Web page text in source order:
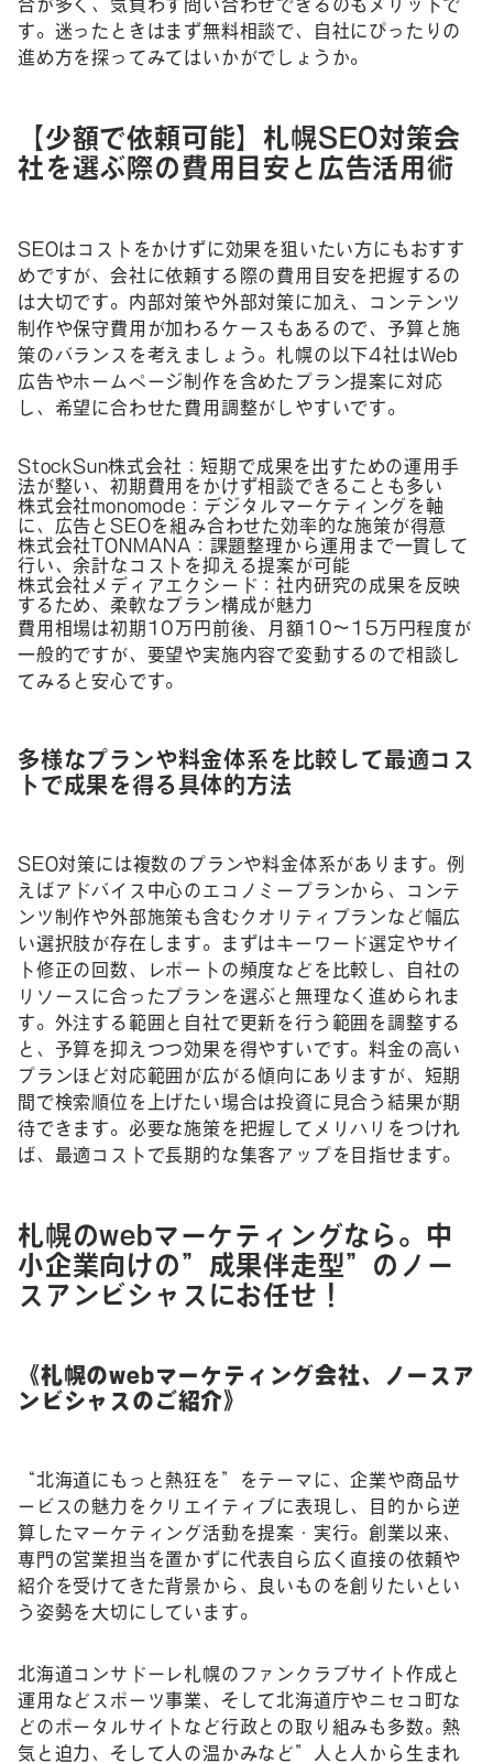
合が多く、気負わず問い合わせできるのもメリットで
す。迷ったときはまず無料相談で、自社にぴったりの
進め方を探ってみてはいかがでしょうか。
【少額で依頼可能】札幌SEO対策会
社を選ぶ際の費用目安と広告活用術
SEOはコストをかけずに効果を狙いたい方にもおすす
めですが、会社に依頼する際の費用目安を把握するの
は大切です。内部対策や外部対策に加え、コンテンツ
制作や保守費用が加わるケースもあるので、予算と施
策のバランスを考えましょう。札幌の以下4社はWeb
広告やホームページ制作を含めたプラン提案に対応
し、希望に合わせた費用調整がしやすいです。
StockSun株式会社：短期で成果を出すための運用手
法が整い、初期費用をかけず相談できることも多い
株式会社monomode：デジタルマーケティングを軸
に、広告とSEOを組み合わせた効率的な施策が得意
株式会社TONMANA：課題整理から運用まで一貫して
行い、余計なコストを抑える提案が可能
株式会社メディアエクシード：社内研究の成果を反映
するため、柔軟なプラン構成が魅力
費用相場は初期10万円前後、月額10～15万円程度が
一般的ですが、要望や実施内容で変動するので相談し
てみると安心です。
多様なプランや料金体系を比較して最適コス
トで成果を得る具体的方法
SEO対策には複数のプランや料金体系があります。例
えばアドバイス中心のエコノミープランから、コンテ
ンツ制作や外部施策も含むクオリティプランなど幅広
い選択肢が存在します。まずはキーワード選定やサイ
ト修正の回数、レポートの頻度などを比較し、自社の
リソースに合ったプランを選ぶと無理なく進められま
す。外注する範囲と自社で更新を行う範囲を調整する
と、予算を抑えつつ効果を得やすいです。料金の高い
プランほど対応範囲が広がる傾向にありますが、短期
間で検索順位を上げたい場合は投資に見合う結果が期
待できます。必要な施策を把握してメリハリをつけれ
ば、最適コストで長期的な集客アップを目指せます。
札幌のwebマーケティングなら。中
小企業向けの”成果伴走型”のノー
スアンビシャスにお任せ！
《札幌のwebマーケティング会社、ノースア
ンビシャスのご紹介》
“北海道にもっと熱狂を”をテーマに、企業や商品サ
ービスの魅力をクリエイティブに表現し、目的から逆
算したマーケティング活動を提案・実行。創業以来、
専門の営業担当を置かずに代表自ら広く直接の依頼や
紹介を受けてきた背景から、良いものを創りたいとい
う姿勢を大切にしています。
北海道コンサドーレ札幌のファンクラブサイト作成と
運用などスポーツ事業、そして北海道庁やニセコ町な
どのポータルサイトなど行政との取り組みも多数。熱
気と迫力、そして人の温かみなど”人と人から生まれ